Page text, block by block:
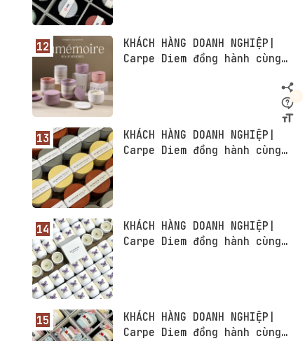
KHÁCH HÀNG DOANH NGHIỆP|
Carpe Diem đồng hành cùng
KHÁCH HÀNG DOANH NGHIỆP|
Carpe Diem đồng hành cùng
KHÁCH HÀNG DOANH NGHIỆP|
Carpe Diem đồng hành cùng
KHÁCH HÀNG DOANH NGHIỆP|
Carpe Diem đồng hành cùng